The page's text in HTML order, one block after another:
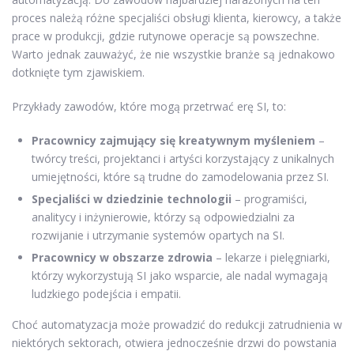
proces należą różne specjaliści obsługi klienta, kierowcy, a także
prace w produkcji, gdzie rutynowe operacje są powszechne.
Warto jednak zauważyć, że nie wszystkie branże są jednakowo
dotknięte tym zjawiskiem.
Przykłady zawodów, które mogą przetrwać erę SI, to:
Pracownicy zajmujący się kreatywnym myśleniem –
twórcy treści, projektanci i artyści korzystający z unikalnych
umiejętności, które są trudne do zamodelowania przez SI.
Specjaliści w dziedzinie technologii – programiści,
analitycy i inżynierowie, którzy są odpowiedzialni za
rozwijanie i utrzymanie systemów opartych na SI.
Pracownicy w obszarze zdrowia – lekarze i pielęgniarki,
którzy wykorzystują SI jako wsparcie, ale nadal wymagają
ludzkiego podejścia i empatii.
Choć automatyzacja może prowadzić do redukcji zatrudnienia w
niektórych sektorach, otwiera jednocześnie drzwi do powstania